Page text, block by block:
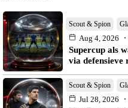
Scout & Spion
Aug 4, 2026
Supercup als
via defensieve
Scout & Spion
Jul 28, 2026